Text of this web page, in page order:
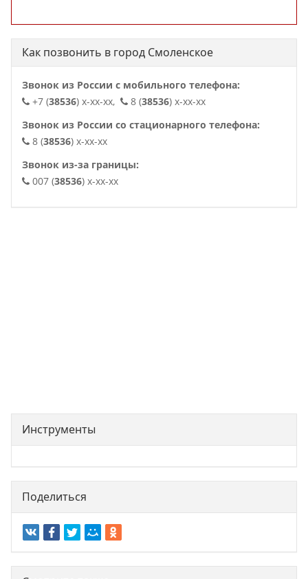
Как позвонить в город Смоленское
Звонок из России с мобильного телефона:
+7 (38536) x-xx-xx, 8 (38536) x-xx-xx
Звонок из России со стационарного телефона:
8 (38536) x-xx-xx
Звонок из-за границы:
007 (38536) x-xx-xx
. .
Инструменты
Поделиться